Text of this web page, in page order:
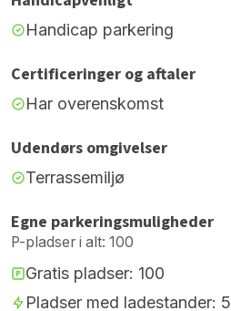
Handicap parkering
Certificeringer og aftaler
Har overenskomst
Udendørs omgivelser
Terrassemiljø
Egne parkeringsmuligheder
P-pladser i alt: 100
Gratis pladser: 100
Pladser med ladestander: 5